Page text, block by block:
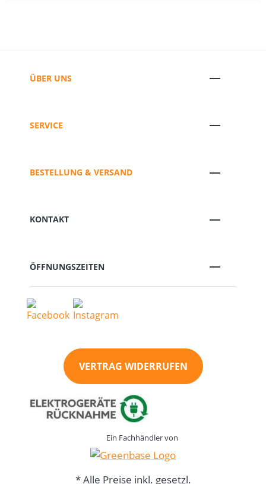
ÜBER UNS
SERVICE
BESTELLUNG & VERSAND
KONTAKT
ÖFFNUNGSZEITEN
VERTRAG WIDERRUFEN
Ein Fachhändler von
* Alle Preise inkl. gesetzl.